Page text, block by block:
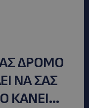
ΔΡΟΜΟ
ΝΑ ΣΑΣ
ΚΑΝΕΙ…